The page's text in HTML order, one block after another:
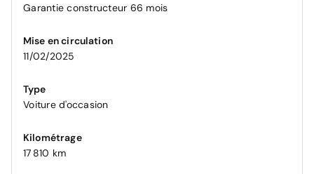
Garantie constructeur 66 mois
Mise en circulation
11/02/2025
Type
Voiture d'occasion
Kilométrage
17 810 km